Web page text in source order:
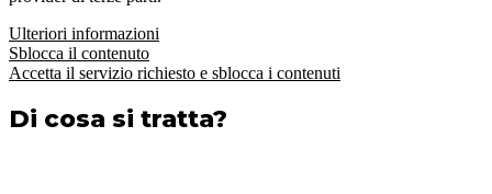
Ulteriori informazioni
Sblocca il contenuto
Accetta il servizio richiesto e sblocca i contenuti
Di cosa si tratta?